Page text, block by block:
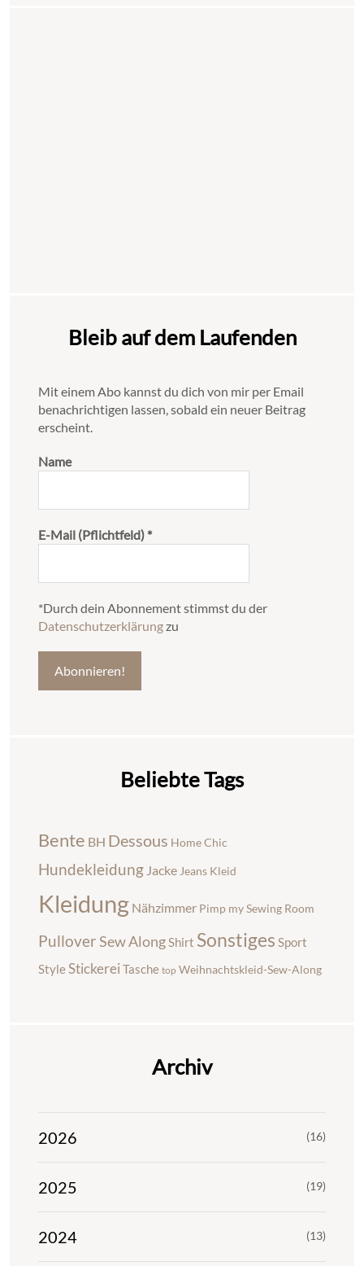
Bleib auf dem Laufenden
Mit einem Abo kannst du dich von mir per Email
benachrichtigen lassen, sobald ein neuer Beitrag
erscheint.
Name
E-Mail (Pflichtfeld) *
*Durch dein Abonnement stimmst du der
Datenschutzerklärungzu
Beliebte Tags
Bente BH Dessous Home Chic
Hundekleidung Jacke Jeans Kleid
Kleidung Nähzimmer Pimp my Sewing Room
PulloverSew AlongShirt Sonstiges Sport
StyleStickerei Tasche top Weihnachtskleid-Sew-Along
Archiv
2026 (16)
2025 (19)
2024 (13)